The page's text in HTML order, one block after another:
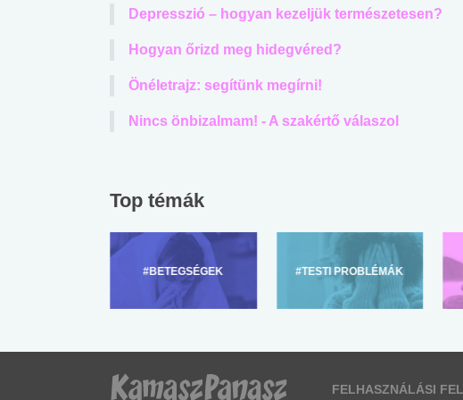
Depresszió – hogyan kezeljük természetesen?
Hogyan őrizd meg hidegvéred?
Önéletrajz: segítünk megírni!
Nincs önbizalmam! - A szakértő válaszol
Top témák
#BETEGSÉGEK #TESTI PROBLÉMÁK
FELHASZNÁLÁSI